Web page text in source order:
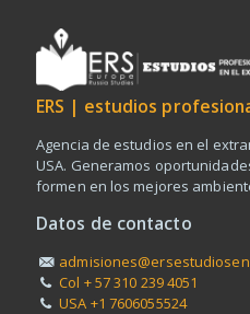
ERS | estudios
Agencia de estudios en el
USA. Generamos
formen en los mejores
Datos de contacto
Col + 57 310 239 4051
USA +1 7606055524